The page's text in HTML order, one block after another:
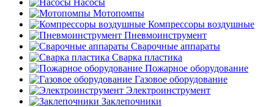
Насосы
Мотопомпы
Компрессоры воздушные
Пневмоинструмент
Сварочные аппараты
Сварка пластика
Пожарное оборудование
Газовое оборудование
Электроинструмент
Заклепочники